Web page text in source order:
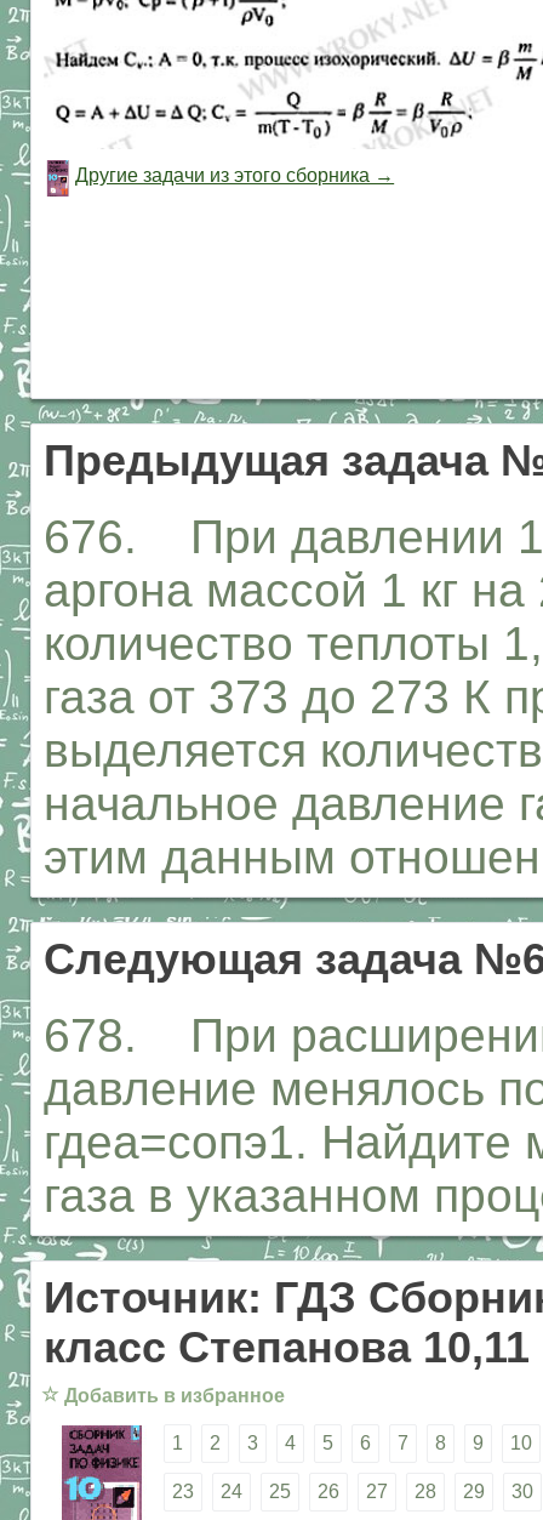
Другие задачи из этого сборника →
Предыдущая задача
676. При давлении
аргона массой 1 кг
количество теплоты
газа от 373 до 273 К
выделяется
начальное давление
этим данным
Следующая задача
678. При расширении
давление менялось
гдеа=сопэ1. Найдите
газа в указанном
Источник: ГДЗ
класс Степанова 10,11
☆ Добавить в избранное
1 2 3 4 5 6 7 8 9 10
23 24 25 26 27 28 29 30